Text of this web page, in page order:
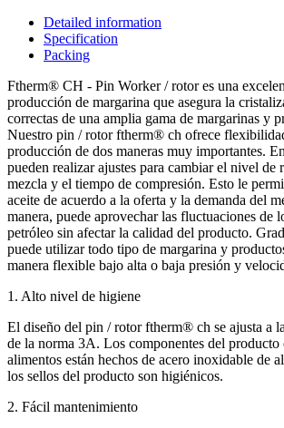
Detailed information
Specification
Packing
Ftherm® CH - Pin Worker / rotor es una
producción de margarina que asegura la
correctas de una amplia gama de margarinas y
Nuestro pin / rotor ftherm® ch ofrece
producción de dos maneras muy importantes.
pueden realizar ajustes para cambiar el nivel de
mezcla y el tiempo de compresión. Esto le
aceite de acuerdo a la oferta y la demanda del
manera, puede aprovechar las fluctuaciones de
petróleo sin afectar la calidad del producto.
puede utilizar todo tipo de margarina y
manera flexible bajo alta o baja presión y
1. Alto nivel de higiene
El diseño del pin / rotor ftherm® ch se ajusta a
de la norma 3A. Los componentes del producto
alimentos están hechos de acero inoxidable de
los sellos del producto son higiénicos.
2. Fácil mantenimiento